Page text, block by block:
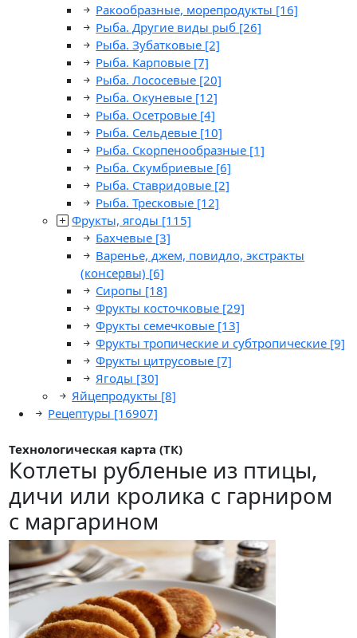
Ракообразные, морепродукты [16]
Рыба. Другие виды рыб [26]
Рыба. Зубатковые [2]
Рыба. Карповые [7]
Рыба. Лососевые [20]
Рыба. Окуневые [12]
Рыба. Осетровые [4]
Рыба. Сельдевые [10]
Рыба. Скорпенообразные [1]
Рыба. Скумбриевые [6]
Рыба. Ставридовые [2]
Рыба. Тресковые [12]
Фрукты, ягоды [115]
Бахчевые [3]
Варенье, джем, повидло, экстракты
(консервы) [6]
Сиропы [18]
Фрукты косточковые [29]
Фрукты семечковые [13]
Фрукты тропические и субтропические [9]
Фрукты цитрусовые [7]
Ягоды [30]
Яйцепродукты [8]
Рецептуры [16907]
Технологическая карта (ТК)
Котлеты рубленые из птицы,
дичи или кролика с гарниром
с маргарином